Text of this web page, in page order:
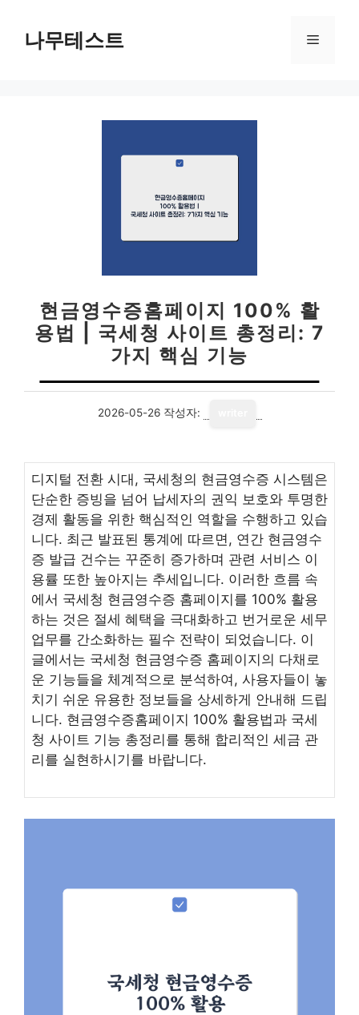
나무테스트 메
현금영수증홈페이지 100% 활
용법 | 국세청 사이트 총정리: 7
가지 핵심 기능
2026-05-26 작성자:
디지털 전환 시대, 국세청의 현금영수증 시스템은
단순한 증빙을 넘어 납세자의 권익 보호와 투명한
경제 활동을 위한 핵심적인 역할을 수행하고 있습
니다. 최근 발표된 통계에 따르면, 연간 현금영수
증 발급 건수는 꾸준히 증가하며 관련 서비스 이
용률 또한 높아지는 추세입니다. 이러한 흐름 속
에서 국세청 현금영수증 홈페이지를 100% 활용
하는 것은 절세 혜택을 극대화하고 번거로운 세무
업무를 간소화하는 필수 전략이 되었습니다. 이
글에서는 국세청 현금영수증 홈페이지의 다채로
운 기능들을 체계적으로 분석하여, 사용자들이 놓
치기 쉬운 유용한 정보들을 상세하게 안내해 드립
니다. 현금영수증홈페이지 100% 활용법과 국세
청 사이트 기능 총정리를 통해 합리적인 세금 관
리를 실현하시기를 바랍니다.